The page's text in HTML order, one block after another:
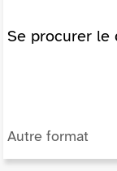
Se procurer le
Autre format